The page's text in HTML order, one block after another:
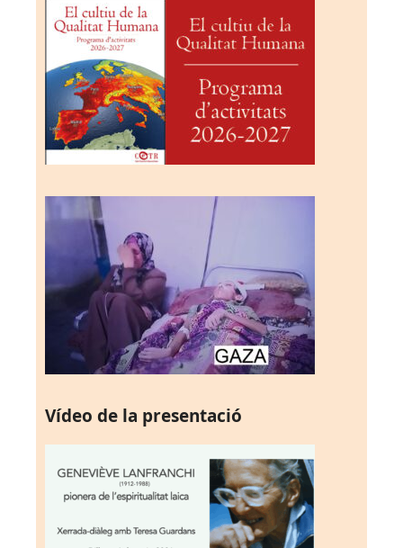
Vídeo de la presentació